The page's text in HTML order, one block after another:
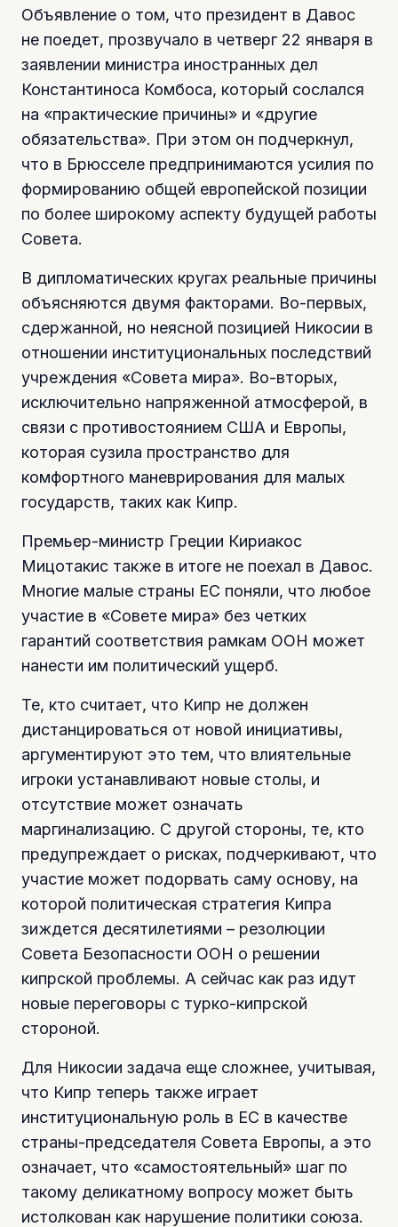
Объявление о том, что президент в Давос
не поедет, прозвучало в четверг 22 января в
заявлении министра иностранных дел
Константиноса Комбоса, который сослался
на «практические причины» и «другие
обязательства». При этом он подчеркнул,
что в Брюсселе предпринимаются усилия по
формированию общей европейской позиции
по более широкому аспекту будущей работы
Совета.
В дипломатических кругах реальные причины
объясняются двумя факторами. Во-первых,
сдержанной, но неясной позицией Никосии в
отношении институциональных последствий
учреждения «Совета мира». Во-вторых,
исключительно напряженной атмосферой, в
связи с противостоянием США и Европы,
которая сузила пространство для
комфортного маневрирования для малых
государств, таких как Кипр.
Премьер-министр Греции Кириакос
Мицотакис также в итоге не поехал в Давос.
Многие малые страны ЕС поняли, что любое
участие в «Совете мира» без четких
гарантий соответствия рамкам ООН может
нанести им политический ущерб.
Те, кто считает, что Кипр не должен
дистанцироваться от новой инициативы,
аргументируют это тем, что влиятельные
игроки устанавливают новые столы, и
отсутствие может означать
маргинализацию. С другой стороны, те, кто
предупреждает о рисках, подчеркивают, что
участие может подорвать саму основу, на
которой политическая стратегия Кипра
зиждется десятилетиями – резолюции
Совета Безопасности ООН о решении
кипрской проблемы. А сейчас как раз идут
новые переговоры с турко-кипрской
стороной.
Для Никосии задача еще сложнее, учитывая,
что Кипр теперь также играет
институциональную роль в ЕС в качестве
страны-председателя Совета Европы, а это
означает, что «самостоятельный» шаг по
такому деликатному вопросу может быть
истолкован как нарушение политики союза.